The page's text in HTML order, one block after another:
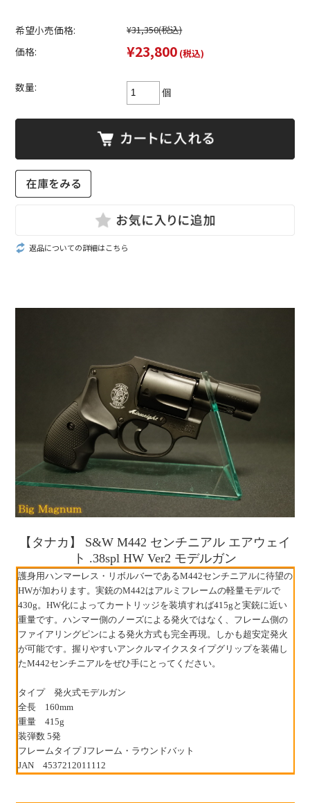
希望小売価格: ¥31,350(税込)
価格: ¥23,800 (税込)
数量: 個
返品についての詳細はこちら
【タナカ】 S&W M442 センチニアル エアウェイ
ト .38spl HW Ver2 モデルガン
護身用ハンマーレス・リボルバーであるM442センチニアルに待望の
HWが加わります。実銃のM442はアルミフレームの軽量モデルで
430g。HW化によってカートリッジを装填すれば415gと実銃に近い
重量です。ハンマー側のノーズによる発火ではなく、フレーム側の
ファイアリングピンによる発火方式も完全再現。しかも超安定発火
が可能です。握りやすいアンクルマイクスタイプグリップを装備し
たM442センチニアルをぜひ手にとってください。
タイプ 発火式モデルガン
全長 160mm
重量 415g
装弾数 5発
フレームタイプ Jフレーム・ラウンドバット
JAN 4537212011112